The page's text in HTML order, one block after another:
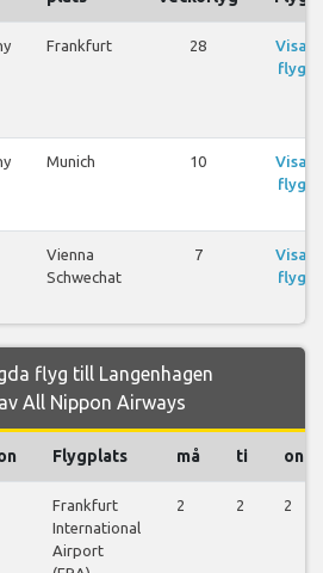
Frankfurt 28
Visa
flyg
Munich 10
Visa
flyg
Vienna
Schwechat
7
Visa
flyg
flyg till Langenhagen
All Nippon Airways
Flygplats må ti on
Frankfurt
International
Airport
2 2 2